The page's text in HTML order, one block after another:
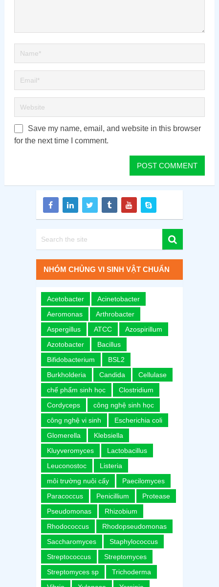
Save my name, email, and website in this browser
for the next time I comment.
NHÓM CHỦNG VI SINH VẬT CHUẨN
Acetobacter
Acinetobacter
Aeromonas
Arthrobacter
Aspergillus
ATCC
Azospirillum
Azotobacter
Bacillus
Bifidobacterium
BSL2
Burkholderia
Candida
Cellulase
chế phẩm sinh học
Clostridium
Cordyceps
công nghệ sinh học
công nghệ vi sinh
Escherichia coli
Glomerella
Klebsiella
Kluyveromyces
Lactobacillus
Leuconostoc
Listeria
môi trường nuôi cấy
Paecilomyces
Paracoccus
Penicillium
Protease
Pseudomonas
Rhizobium
Rhodococcus
Rhodopseudomonas
Saccharomyces
Staphylococcus
Streptococcus
Streptomyces
Streptomyces sp
Trichoderma